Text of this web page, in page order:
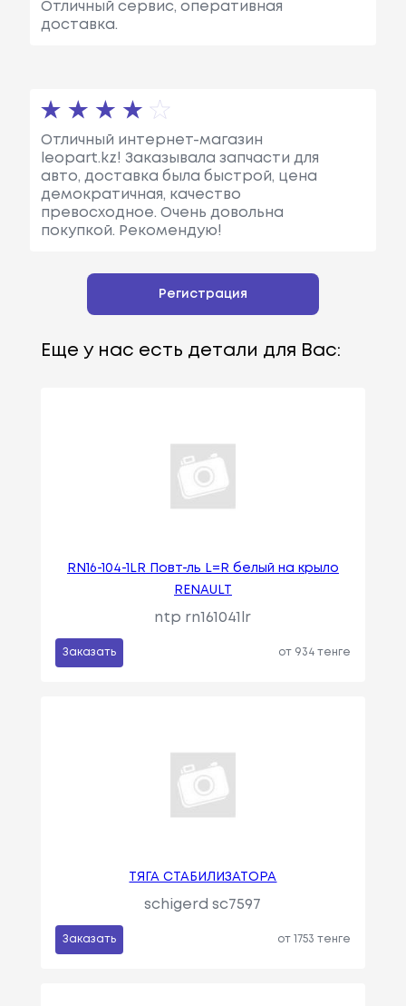
Отличный сервис, оперативная
доставка.
Отличный интернет-магазин
leopart.kz! Заказывала запчасти для
авто, доставка была быстрой, цена
демократичная, качество
превосходное. Очень довольна
покупкой. Рекомендую!
Регистрация
Еще у нас есть детали для Вас:
RN16-104-1LR Повт-ль L=R белый на крыло
RENAULT
ntp rn161041lr
Заказать от 934 тенге
ТЯГА СТАБИЛИЗАТОРА
schigerd sc7597
Заказать от 1753 тенге